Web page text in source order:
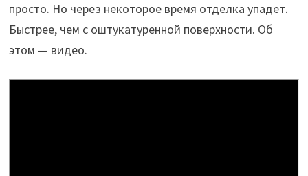
просто. Но через некоторое время отделка упадет.
Быстрее, чем с оштукатуренной поверхности. Об
этом — видео.